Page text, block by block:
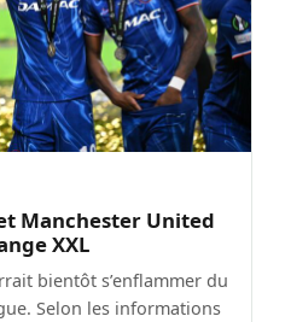
Manchester United
XXL
bientôt s’enflammer du
Selon les informations